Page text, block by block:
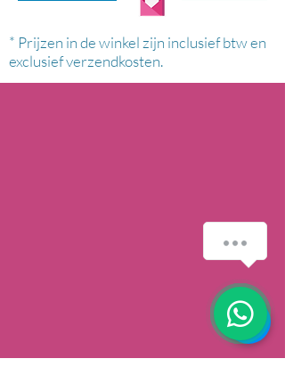
* Prijzen in de winkel zijn inclusief btw en
exclusief verzendkosten.